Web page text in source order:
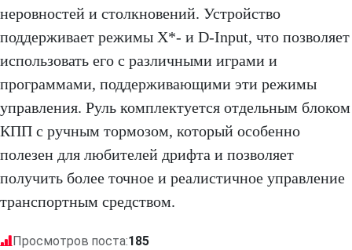
неровностей и столкновений. Устройство
поддерживает режимы X*- и D-Input, что позволяет
использовать его с различными играми и
программами, поддерживающими эти режимы
управления. Руль комплектуется отдельным блоком
КПП с ручным тормозом, который особенно
полезен для любителей дрифта и позволяет
получить более точное и реалистичное управление
транспортным средством.
Просмотров поста:185